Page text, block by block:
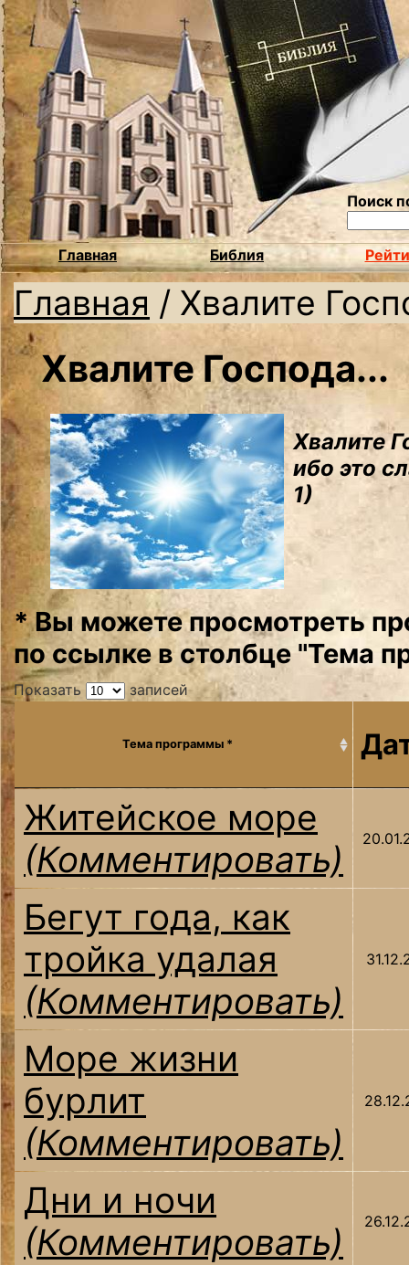
Поиск
Главная Библия
Главная / Хвалите
Хвалите Господа...
Хвалите
ибо это
1)
* Вы можете просмотреть
по ссылке в столбце "Тема
Показать записей
Тема программы *
Житейское море
(Комментировать)
Бегут года, как
тройка удалая
(Комментировать)
Море жизни
бурлит
(Комментировать)
Дни и ночи
(Комментировать)